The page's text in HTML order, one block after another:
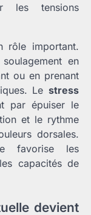
les tensions
rôle important.
en
ou en prenant
Le stress
par épuiser le
et le rythme
dorsales.
favorise les
capacités de
devient